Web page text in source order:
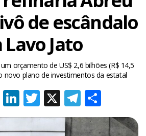
de escândalo
Lavo Jato
orçamento de US$ 2,6 bilhões (R$ 14,5
novo plano de investimentos da estatal
WhatsApp
LinkedIn
Twitter
X